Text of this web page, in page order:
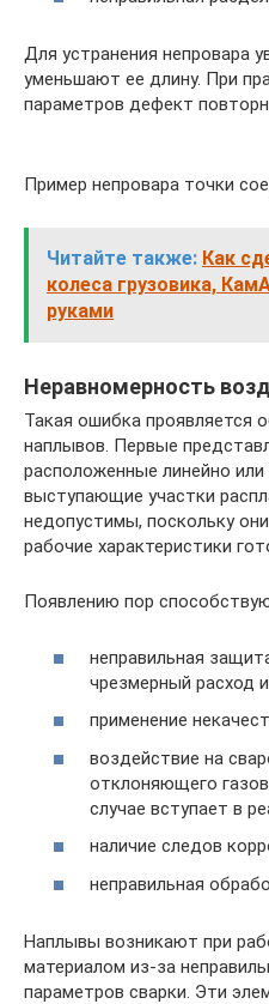
Для устранения непровара
уменьшают ее длину. При
параметров дефект
Пример непровара точки
Читайте также: Как
колеса грузовика,
руками
Неравномерность
Такая ошибка проявляется
наплывов. Первые
расположенные линейно
выступающие участки
недопустимы, поскольку
рабочие характеристики
Появлению пор
неправильная
чрезмерный расход
применение
воздействие на
отклоняющего
случае вступает в
наличие следов
неправильная
Наплывы возникают при
материалом из-за
параметров сварки. Эти